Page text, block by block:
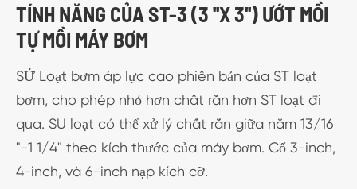
TÍNH NĂNG CỦA ST-3 (3 ''X 3'') ƯỚT MỒI
TỰ MỒI MÁY BƠM
SỬ Loạt bơm áp lực cao phiên bản của ST loạt
bơm, cho phép nhỏ hơn chất rắn hơn ST loạt đi
qua. SU loạt có thể xử lý chất rắn giữa năm 13/16
"-1 1/4" theo kích thước của máy bơm. Cổ 3-inch,
4-inch, và 6-inch nạp kích cỡ.